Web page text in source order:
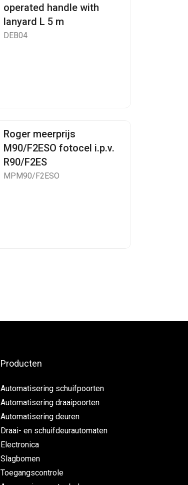
operated handle with
lanyard L 5 m
DEB04
Roger meerprijs
M90/F2ESO fotocel i.p.v.
R90/F2ES
MPM90/F2ESO
Producten
Automatisering schuifpoorten
Automatisering draaipoorten
Automatisering deuren
Draai- en schuifdeurautomaten
Electronica
Slagbomen
Toegangscontrole